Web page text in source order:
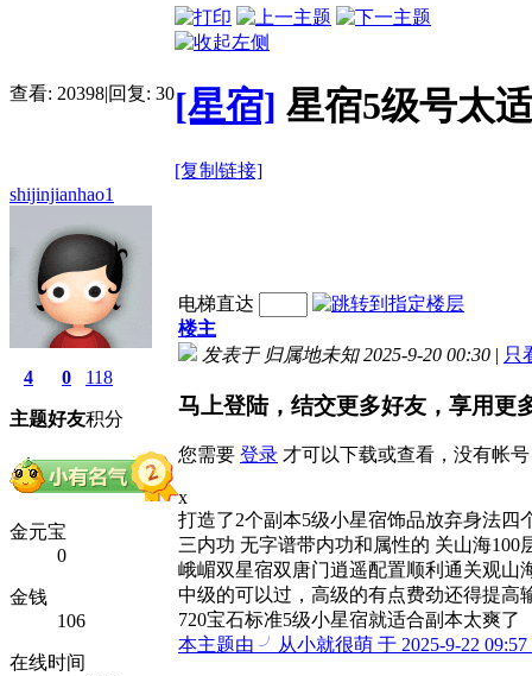
查看: 20398|回复: 30[星宿] 星宿5级号太
[复制链接]
shijinjianhao1
4
主题
0
好友
118
积分
金元宝
0
金钱
106
在线时间
电梯直达
楼主
发表于 归属地未知 2025-9-20 00:30 | 只
马上登陆，结交更多好友，享用更
您需要 登录 才可以下载或查看，没有帐
x
打造了2个副本5级小星宿饰品放弃身法
三内功 无字谱带内功和属性的 关山海100
峨嵋双星宿双唐门逍遥配置顺利通关观山
中级的可以过，高级的有点费劲还得提高
720宝石标准5级小星宿就适合副本太爽了
本主题由 ╯从小就很萌 于 2025-9-22